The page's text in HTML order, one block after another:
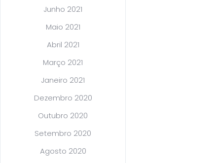
Junho 2021
Maio 2021
Abril 2021
Março 2021
Janeiro 2021
Dezembro 2020
Outubro 2020
Setembro 2020
Agosto 2020